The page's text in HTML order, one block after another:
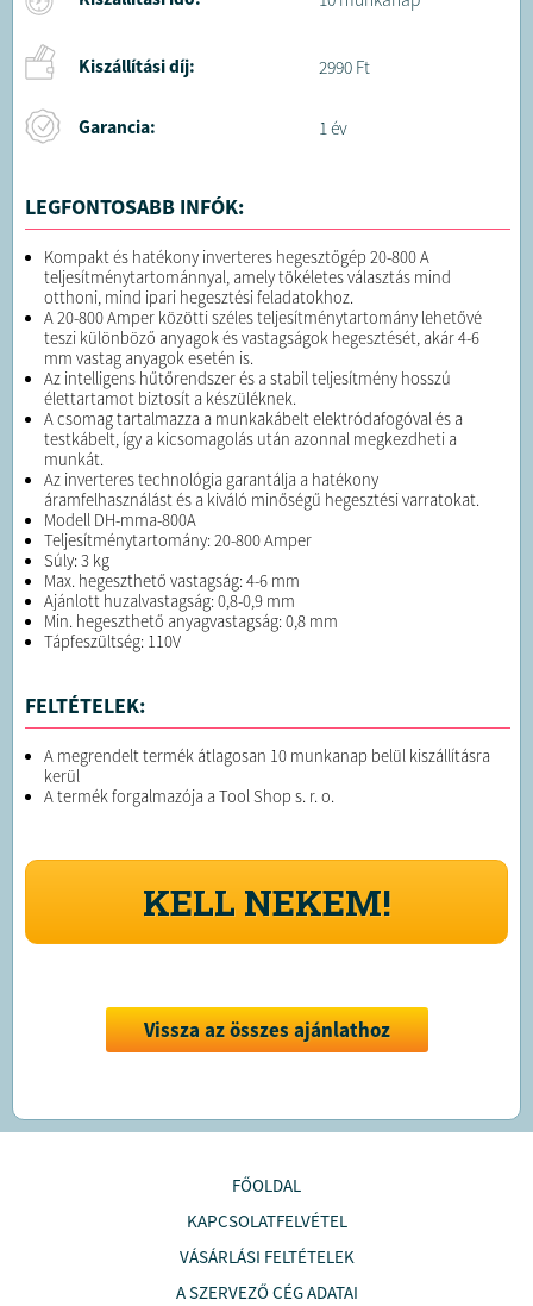
Kiszállítási díj: 2990 Ft
Garancia: 1 év
LEGFONTOSABB INFÓK:
Kompakt és hatékony inverteres hegesztőgép 20-800 A
teljesítménytartománnyal, amely tökéletes választás mind
otthoni, mind ipari hegesztési feladatokhoz.
A 20-800 Amper közötti széles teljesítménytartomány lehetővé
teszi különböző anyagok és vastagságok hegesztését, akár 4-6
mm vastag anyagok esetén is.
Az intelligens hűtőrendszer és a stabil teljesítmény hosszú
élettartamot biztosít a készüléknek.
A csomag tartalmazza a munkakábelt elektródafogóval és a
testkábelt, így a kicsomagolás után azonnal megkezdheti a
munkát.
Az inverteres technológia garantálja a hatékony
áramfelhasználást és a kiváló minőségű hegesztési varratokat.
Modell DH-mma-800A
Teljesítménytartomány: 20-800 Amper
Súly: 3 kg
Max. hegeszthető vastagság: 4-6 mm
Ajánlott huzalvastagság: 0,8-0,9 mm
Min. hegeszthető anyagvastagság: 0,8 mm
Tápfeszültség: 110V
FELTÉTELEK:
A megrendelt termék átlagosan 10 munkanap belül kiszállításra
kerül
A termék forgalmazója a Tool Shop s. r. o.
KELL NEKEM!
Vissza az összes ajánlathoz
FŐOLDAL
KAPCSOLATFELVÉTEL
VÁSÁRLÁSI FELTÉTELEK
A SZERVEZŐ CÉG ADATAI